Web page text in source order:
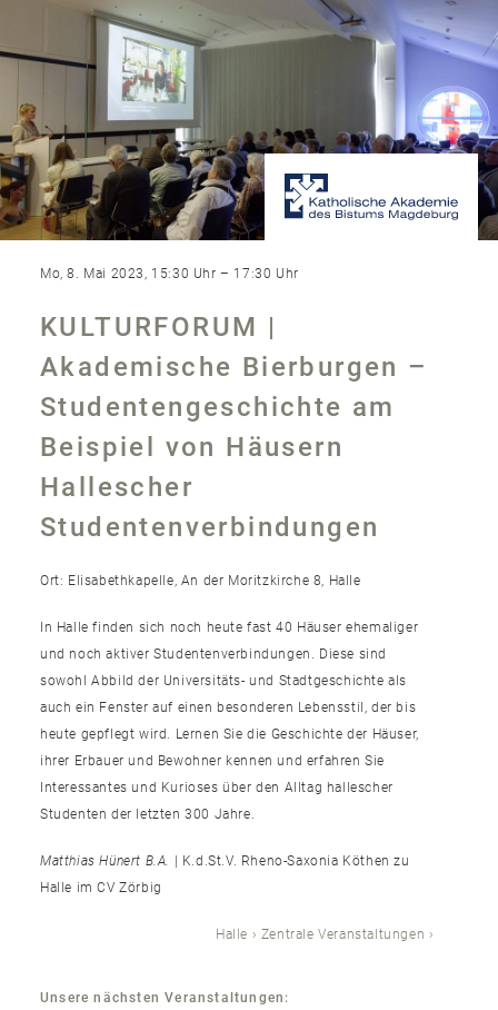
Mo, 8. Mai 2023, 15:30 Uhr – 17:30 Uhr
KULTURFORUM |
Akademische Bierburgen –
Studenten­geschichte am
Beispiel von Häusern
Hallescher
Studentenverbindungen
Ort: Elisabethkapelle, An der Moritzkirche 8, Halle
In Halle finden sich noch heute fast 40 Häuser ehemaliger
und noch aktiver Studentenverbindungen. Diese sind
sowohl Abbild der Universitäts- und Stadtgeschichte als
auch ein Fenster auf einen besonderen Lebensstil, der bis
heute gepflegt wird. Lernen Sie die Geschichte der Häuser,
ihrer Erbauer und Bewohner kennen und erfahren Sie
Interessantes und Kurioses über den Alltag hallescher
Studenten der letzten 300 Jahre.
Matthias Hünert B.A.
| K.d.St.V. Rheno-Saxonia Köthen zu
Halle im CV Zörbig
Halle Zentrale Veranstaltungen
Unsere nächsten Veranstaltungen: